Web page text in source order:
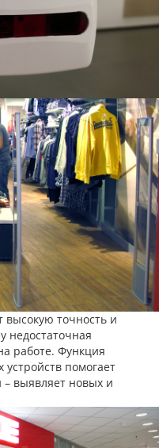
точность и
недостаточная
работе. Функция
помогает
– выявляет новых и